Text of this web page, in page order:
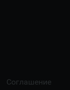
Соглашение